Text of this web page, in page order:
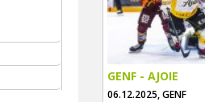
GENF - AJOIE
06.12.2025, GENF